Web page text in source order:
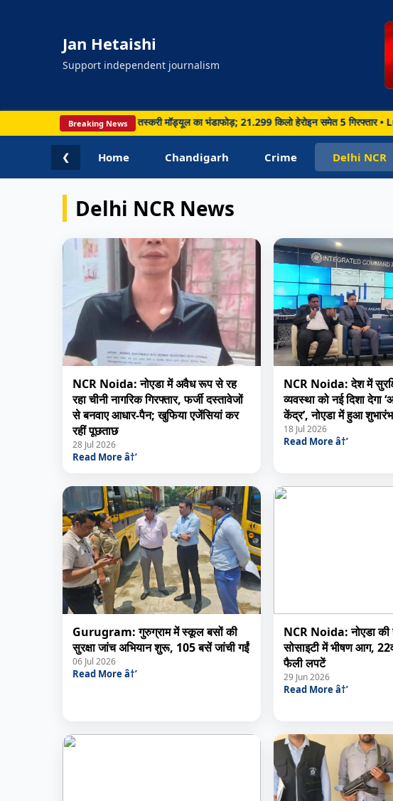
Jan Hetaishi
Support independent journalism
Breaking News
पार नशा और हथियार तस्करी मॉड्यूल का भंडाफोड़; 21.299 किलो हेरोइन समेत 5 गिरफ्तार •
❮ Home Chandigarh Crime Delhi NCR
Delhi NCR News
NCR Noida: नोएडा में अवैध रूप से रह
रहा चीनी नागरिक गिरफ्तार, फर्जी दस्तावेजों
से बनवाए आधार-पैन; खुफिया एजेंसियां कर
रहीं पूछताछ
28 Jul 2026
Read More â†’
NCR Noida: देश में
व्यवस्था को नई दिशा देगा
केंद्र’, नोएडा में हुआ शुभारंभ
18 Jul 2026
Read More â†’
Gurugram: गुरुग्राम में स्कूल बसों की
सुरक्षा जांच अभियान शुरू, 105 बसें जांची गईं
06 Jul 2026
Read More â†’
NCR Noida: नोएडा की
सोसाइटी में भीषण आग,
फैली लपटें
29 Jun 2026
Read More â†’